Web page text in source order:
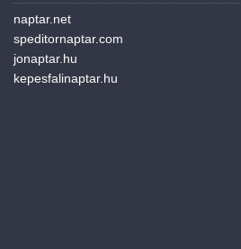
naptar.net
speditornaptar.com
jonaptar.hu
kepesfalinaptar.hu